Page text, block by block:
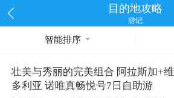
目的地攻略
游记
智能排序
壮美与秀丽的完美组合 阿拉斯加+维
多利亚 诺唯真畅悦号7日自助游